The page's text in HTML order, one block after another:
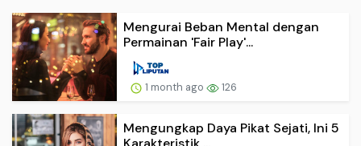
Mengurai Beban Mental dengan
Permainan 'Fair Play'...
1 month ago 126
Mengungkap Daya Pikat Sejati, Ini 5